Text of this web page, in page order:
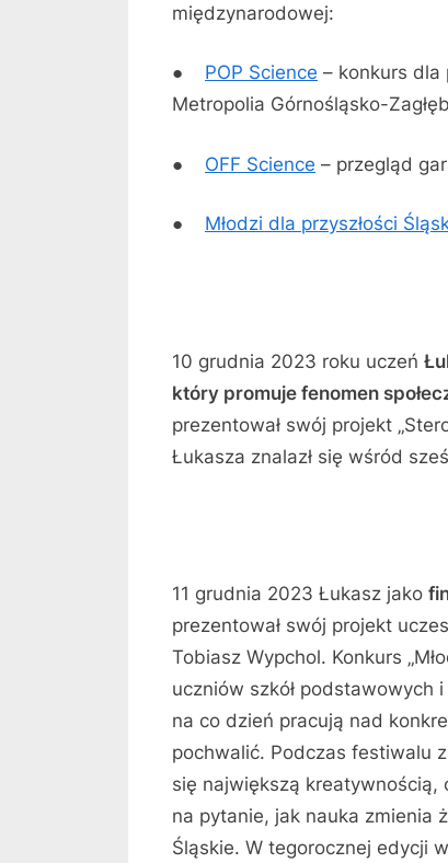
międzynarodowej:
● POP Science – konkurs dla
Metropolia Górnośląsko-
● OFF Science – przegląd
● Młodzi dla przyszłości
10 grudnia 2023 roku uczeń
który promuje fenomen
prezentował swój projekt
Łukasza znalazł się wśród
11 grudnia 2023 Łukasz jako
prezentował swój projekt
Tobiasz Wypchol. Konkurs
uczniów szkół podstawowych
na co dzień pracują nad
pochwalić. Podczas festiwalu
się największą kreatywnością,
na pytanie, jak nauka zmienia
Śląskie. W tegorocznej edycji